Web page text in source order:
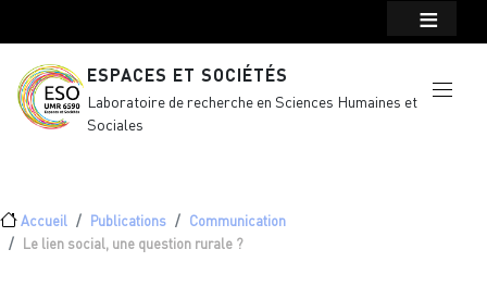
ESPACES ET SOCIÉTÉS
Laboratoire de recherche en Sciences Humaines et
Sociales
Fil d'Ariane
Accueil Publications
Communication
Le lien social, une question rurale ?